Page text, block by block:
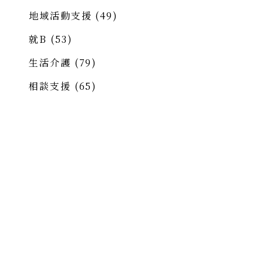
地域活動支援 (49)
就B (53)
生活介護 (79)
相談支援 (65)